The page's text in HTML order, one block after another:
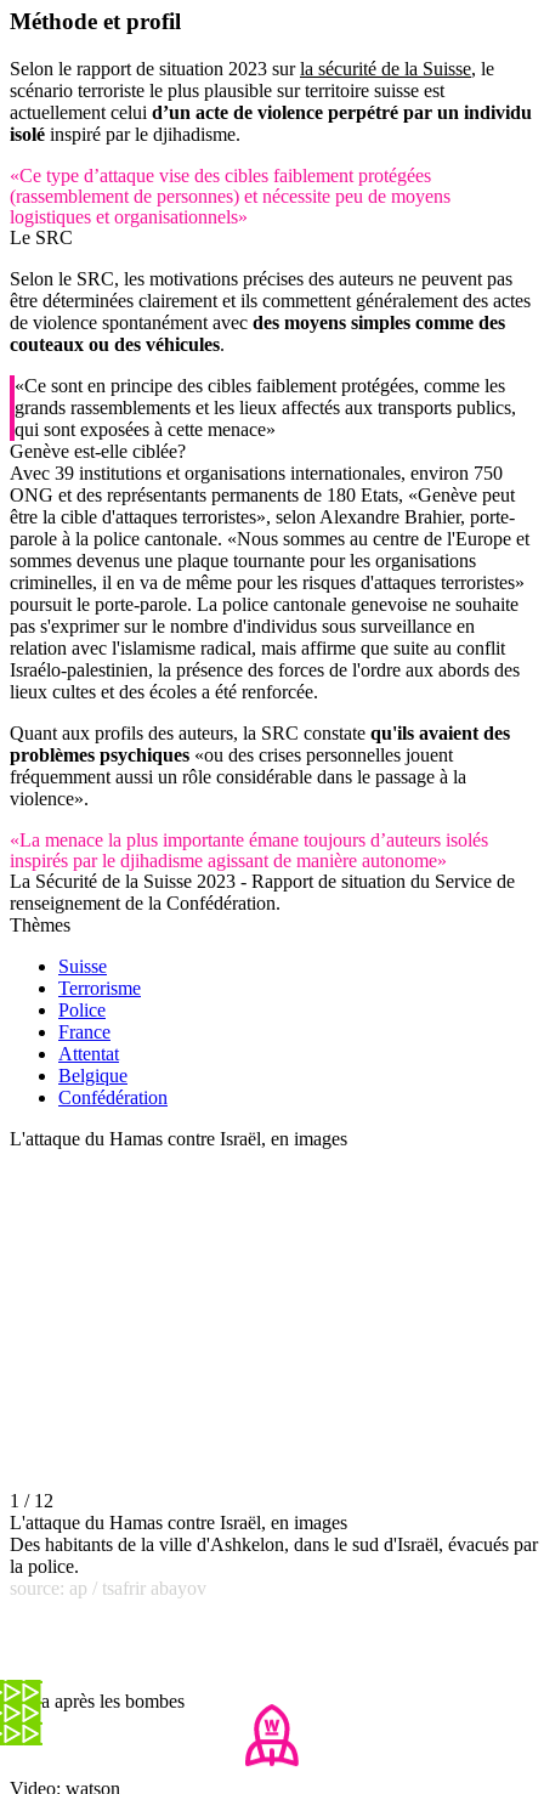
Méthode et profil
Selon le rapport de situation 2023 surla sécurité de la Suisse, le
scénario terroriste le plus plausible sur territoire suisse est
actuellement celui d’un acte de violence perpétré par un individu
isolé inspiré par le djihadisme.
«Ce type d’attaque vise des cibles faiblement protégées
(rassemblement de personnes) et nécessite peu de moyens
logistiques et organisationnels»
Le SRC
Selon le SRC, les motivations précises des auteurs ne peuvent pas
être déterminées clairement et ils commettent généralement des actes
de violence spontanément avec des moyens simples comme des
couteaux ou des véhicules.
«Ce sont en principe des cibles faiblement protégées, comme les
grands rassemblements et les lieux affectés aux transports publics,
qui sont exposées à cette menace»
Genève est-elle ciblée?
Avec 39 institutions et organisations internationales, environ 750
ONG et des représentants permanents de 180 Etats, «Genève peut
être la cible d'attaques terroristes», selon Alexandre Brahier, porte-
parole à la police cantonale. «Nous sommes au centre de l'Europe et
sommes devenus une plaque tournante pour les organisations
criminelles, il en va de même pour les risques d'attaques terroristes»
poursuit le porte-parole. La police cantonale genevoise ne souhaite
pas s'exprimer sur le nombre d'individus sous surveillance en
relation avec l'islamisme radical, mais affirme que suite au conflit
Israélo-palestinien, la présence des forces de l'ordre aux abords des
lieux cultes et des écoles a été renforcée.
Quant aux profils des auteurs, la SRC constate qu'ils avaient des
problèmes psychiques «ou des crises personnelles jouent
fréquemment aussi un rôle considérable dans le passage à la
violence».
«La menace la plus importante émane toujours d’auteurs isolés
inspirés par le djihadisme agissant de manière autonome»
La Sécurité de la Suisse 2023 - Rapport de situation du Service de
renseignement de la Confédération.
Thèmes
Suisse
Terrorisme
Police
France
Attentat
Belgique
Confédération
L'attaque du Hamas contre Israël, en images
1 / 12
L'attaque du Hamas contre Israël, en images
Des habitants de la ville d'Ashkelon, dans le sud d'Israël, évacués par
la police.
source: ap / tsafrir abayov
Gaza après les bombes
Video: watson